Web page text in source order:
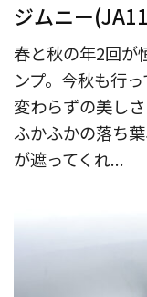
ジムニー
春と秋の年2回が
ンプ。今秋も行
変わらずの美し
ふかふかの落ち
が遮ってくれ...